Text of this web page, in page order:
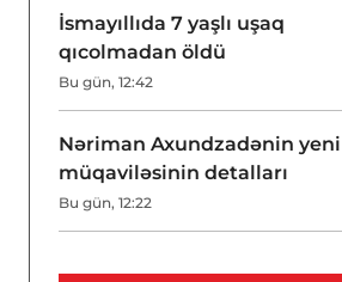
İsmayıllıda 7 yaşlı uşaq
qıcolmadan öldü
Bu gün, 12:42
Nəriman Axundzadənin yeni
müqaviləsinin detalları
Bu gün, 12:22